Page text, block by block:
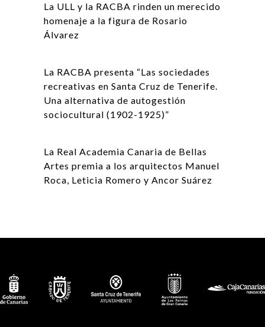
La ULL y la RACBA rinden un merecido
homenaje a la figura de Rosario
Álvarez
La RACBA presenta “Las sociedades
recreativas en Santa Cruz de Tenerife.
Una alternativa de autogestión
sociocultural (1902-1925)”
La Real Academia Canaria de Bellas
Artes premia a los arquitectos Manuel
Roca, Leticia Romero y Ancor Suárez